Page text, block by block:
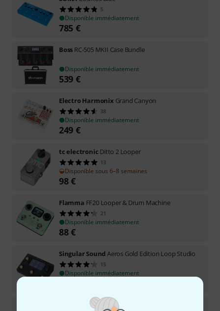
5
Disponible immédiatement
785 €
Boss RC-505 MKII Case Bundle
Disponible immédiatement
539 €
Electro Harmonix Grand Canyon
38
Disponible immédiatement
249 €
tc electronic Ditto 2 Looper
13
Disponible sous 6–8 semaines
98€
Flamma FF20 Looper & Drum Machine
21
Disponible immédiatement
88€
Singular Sound Aeros Gold Edition Loop Studio
15
Disponible immédiatement
Electro HarmonixCanyon Delay & Looper